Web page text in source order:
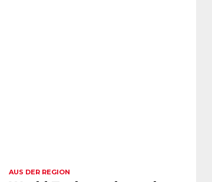
AUS DER REGION